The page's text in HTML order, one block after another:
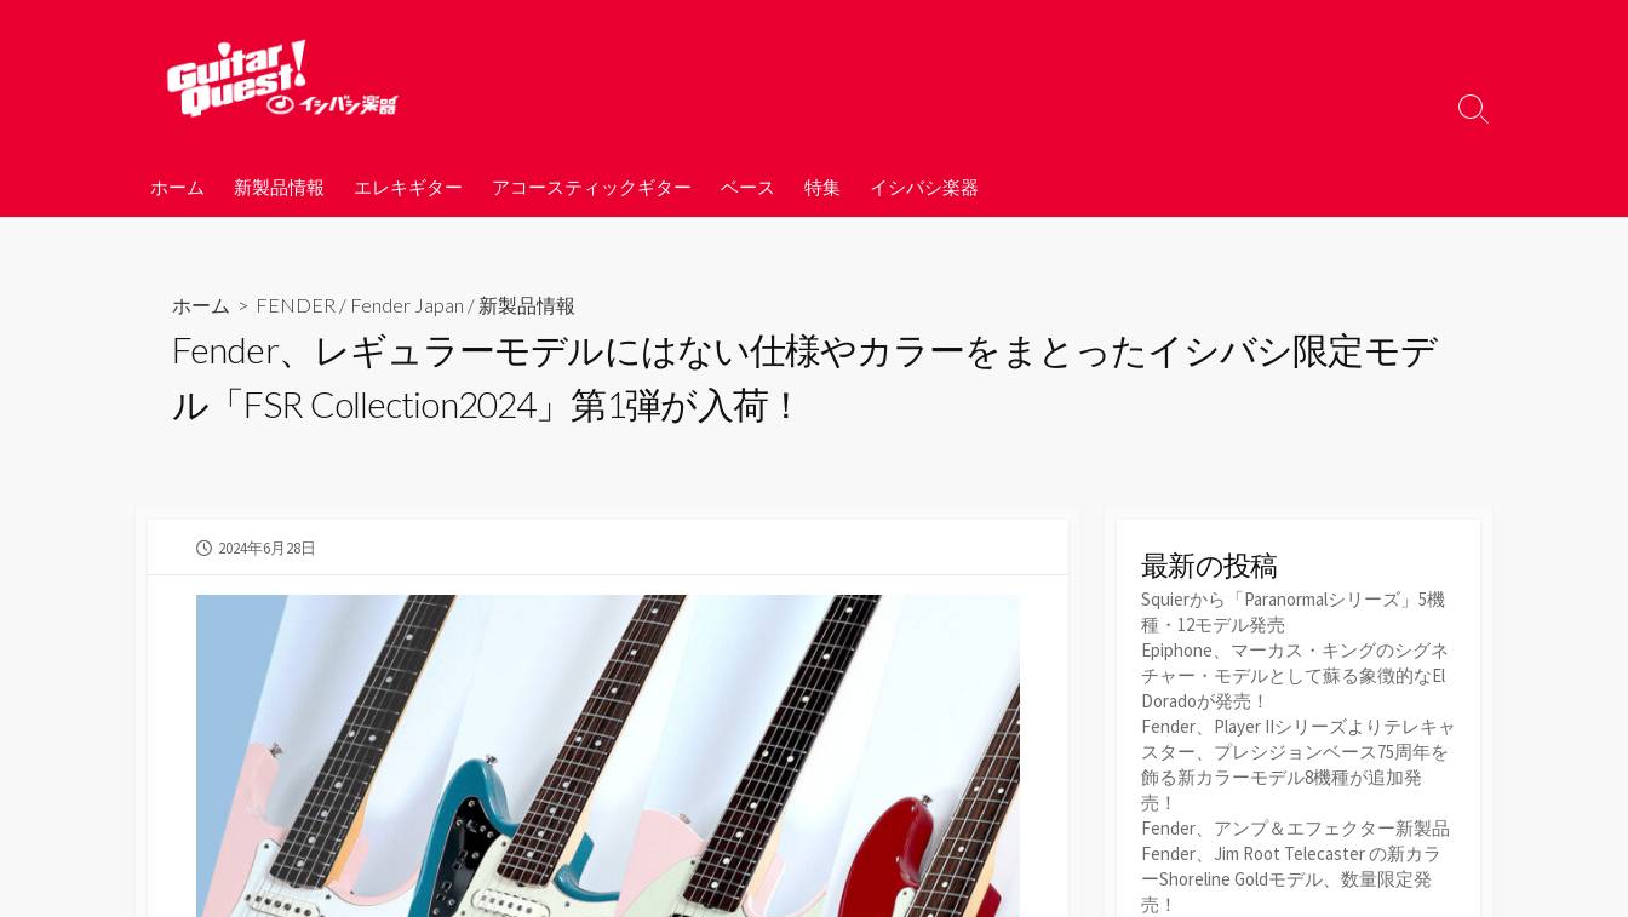
ホーム 新製品情報 エレキギター アコースティックギター ベース 特集 イシバシ楽器
検
替
ホーム > FENDER / Fender Japan / 新製品情報
Fender、レギュラーモデルにはない仕様やカラーをまとったイシバシ限定モデ
ル「FSR Collection2024」第1弾が入荷！
公
日
2024年6月28日
最新の投稿
Squierから「Paranormalシリーズ」5機
種・12モデル発売
Epiphone、マーカス・キングのシグネ
チャー・モデルとして蘇る象徴的なEl
Doradoが発売！
Fender、Player IIシリーズよりテレキャ
スター、プレシジョンベース75周年を
飾る新カラーモデル8機種が追加発
売！
Fender、アンプ＆エフェクター新製品
Fender、Jim Root Telecaster の新カラ
ーShoreline Goldモデル、数量限定発
売！